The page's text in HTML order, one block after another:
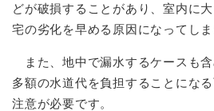
どが破損することがあり、室内に
宅の劣化を早める原因になってしま
また、地中で漏水するケースも含
多額の水道代を負担することにな
注意が必要です。